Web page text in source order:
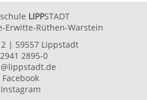
LIPPSTADT
Erwitte-Rüthen-Warstein
| 59557 Lippstadt
2895-0
Facebook
Instagram